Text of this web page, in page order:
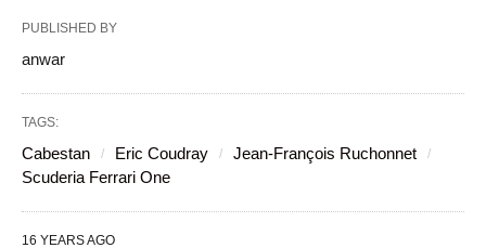
PUBLISHED BY
anwar
TAGS:
Cabestan Eric Coudray
Jean-François Ruchonnet
Scuderia Ferrari One
16 YEARS AGO